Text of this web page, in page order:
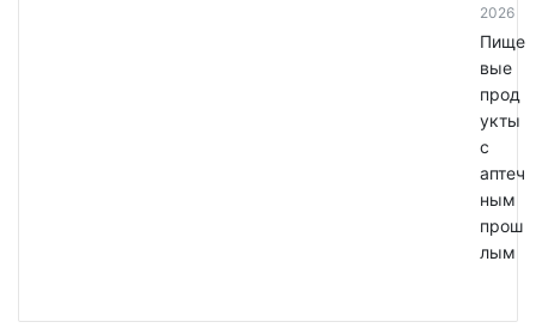
2026
Пище
вые
прод
укты
с
аптеч
ным
прош
лым